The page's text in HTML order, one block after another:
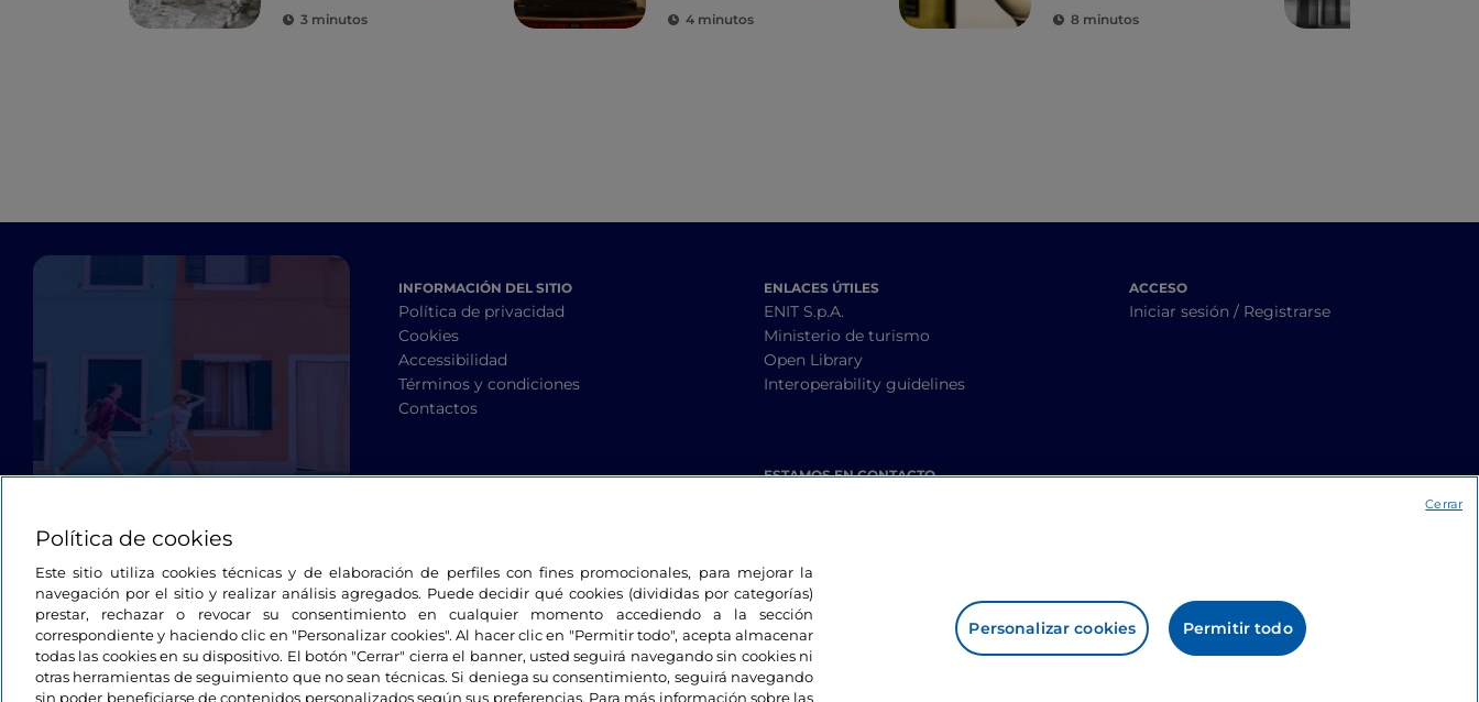
3 minutos
patrimonio único
4 minutos
agroalimentaria de
8 minutos
INFORMACIÓN DEL SITIO
Política de privacidad
Cookies
Accessibilidad
Términos y condiciones
Contactos
ENLACES ÚTILES
ENIT S.p.A.
Ministerio de turismo
Open Library
Interoperability guidelines
ESTAMOS EN CONTACTO
ACCESO
Iniciar sesión / Registrarse
Política de cookies
Este sitio utiliza cookies técnicas y de elaboración de perfiles con fines promocionales, para mejorar la
navegación por el sitio y realizar análisis agregados. Puede decidir qué cookies (divididas por categorías)
prestar, rechazar o revocar su consentimiento en cualquier momento accediendo a la sección
correspondiente y haciendo clic en "Personalizar cookies". Al hacer clic en "Permitir todo", acepta almacenar
todas las cookies en su dispositivo. El botón "Cerrar" cierra el banner, usted seguirá navegando sin cookies ni
otras herramientas de seguimiento que no sean técnicas. Si deniega su consentimiento, seguirá navegando
sin poder beneficiarse de contenidos personalizados según sus preferencias. Para más información sobre las
Personalizar cookies Permitir todo
Cerrar